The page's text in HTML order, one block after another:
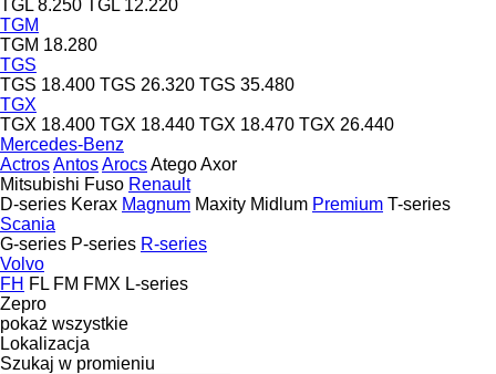
TGL 8.250 TGL 12.220
TGM
TGM 18.280
TGS
TGS 18.400 TGS 26.320 TGS 35.480
TGX
TGX 18.400 TGX 18.440 TGX 18.470 TGX 26.440
Mercedes-Benz
ActrosAntosArocsAtegoAxor
Mitsubishi Fuso Renault
D-series Kerax Magnum Maxity Midlum Premium T-series
Scania
G-series P-series R-series
Volvo
FH FL FM FMX L-series
Zepro
pokaż wszystkie
Lokalizacja
Szukaj w promieniu